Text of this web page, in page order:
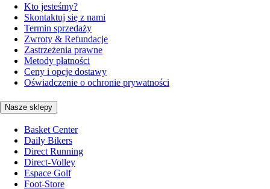
Kto jesteśmy?
Skontaktuj się z nami
Termin sprzedaży
Zwroty & Refundacje
Zastrzeżenia prawne
Metody płatności
Ceny i opcje dostawy
Oświadczenie o ochronie prywatności
Nasze sklepy
Basket Center
Daily Bikers
Direct Running
Direct-Volley
Espace Golf
Foot-Store